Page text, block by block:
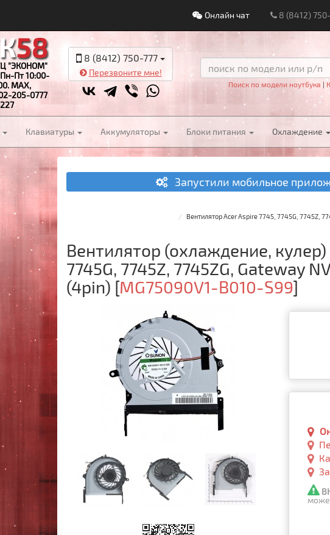
Онлайн чат 8 (8412)
"ЭКОНОМ"
Пт 10:00-
MAX,
205-0777
8 (8412) 750-777
Перезвоните мне!
Поиск по модели ноутбука |
Клавиатуры Аккумуляторы Блоки питания Охлаждение
Запустили мобильное
Вентилятор Acer Aspire 7745, 7745G, 7745Z,
Вентилятор (охлаждение,
7745G, 7745Z, 7745ZG, Gateway
(4pin) [MG75090V1-B010-S99]